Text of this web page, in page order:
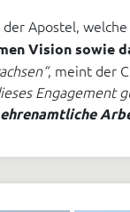
Apostel,
Vision sowie
, meint der